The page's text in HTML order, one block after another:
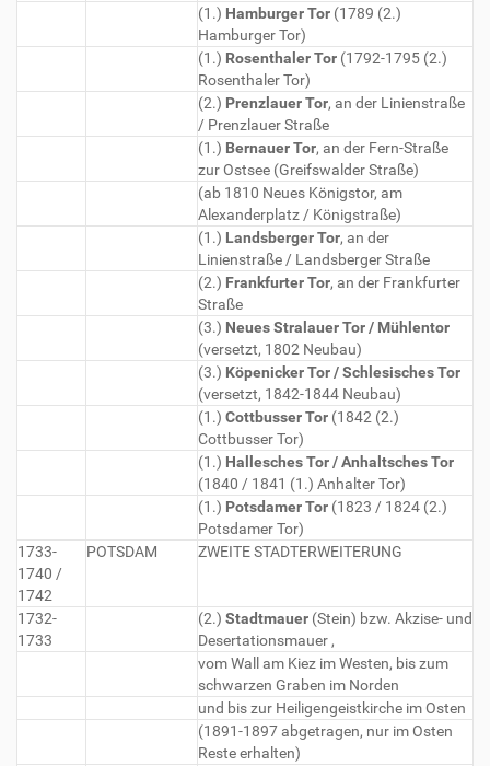
(1.) Hamburger Tor (1789 (2.)
Hamburger Tor)
(1.) Rosenthaler Tor (1792-1795 (2.)
Rosenthaler Tor)
(2.) Prenzlauer Tor, an der Linienstraße
/ Prenzlauer Straße
(1.) Bernauer Tor, an der Fern-Straße
zur Ostsee (Greifswalder Straße)
(ab 1810 Neues Königstor, am
Alexanderplatz / Königstraße)
(1.) Landsberger Tor, an der
Linienstraße / Landsberger Straße
(2.) Frankfurter Tor, an der Frankfurter
Straße
(3.) Neues Stralauer Tor / Mühlentor
(versetzt, 1802 Neubau)
(3.) Köpenicker Tor / Schlesisches Tor
(versetzt, 1842-1844 Neubau)
(1.) Cottbusser Tor (1842 (2.)
Cottbusser Tor)
(1.) Hallesches Tor / Anhaltsches Tor
(1840 / 1841 (1.) Anhalter Tor)
(1.) Potsdamer Tor (1823 / 1824 (2.)
Potsdamer Tor)
1733-
1740 /
1742
POTSDAM ZWEITE STADTERWEITERUNG
1732-
1733
(2.) Stadtmauer (Stein) bzw. Akzise- und
Desertationsmauer ,
vom Wall am Kiez im Westen, bis zum
schwarzen Graben im Norden
und bis zur Heiligengeistkirche im Osten
(1891-1897 abgetragen, nur im Osten
Reste erhalten)